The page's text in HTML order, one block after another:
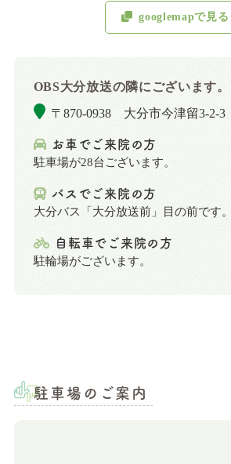
googlemapで見る
OBS大分放送の隣にございます。
〒870-0938 大分市今津留3-2-3
お車でご来院の方
駐車場が28台ございます。
バスでご来院の方
大分バス「大分放送前」目の前です。
自転車でご来院の方
駐輪場がございます。
駐車場のご案内